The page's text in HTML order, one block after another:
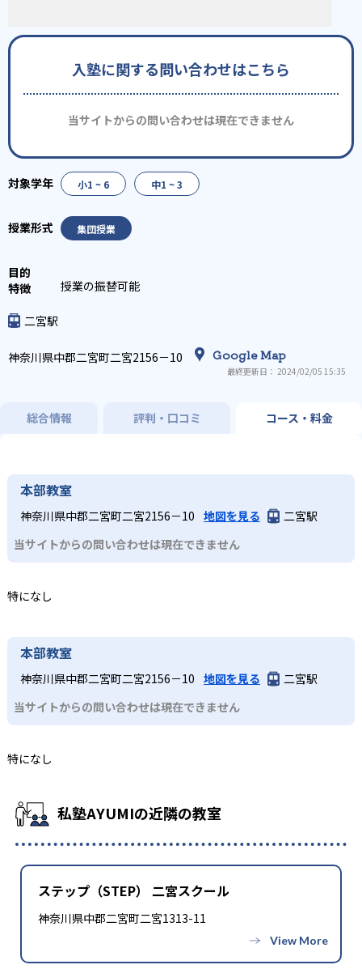
入塾に関する問い合わせはこちら
当サイトからの問い合わせは現在できません
小1 ~ 6 中1 ~ 3
集団授業
授業の振替可能
二宮駅
神奈川県中郡二宮町二宮2156－10 Google Map
最終更新日： 2024/02/05 15:35
総合情報 評判・口コミ コース・料金
本部教室
神奈川県中郡二宮町二宮2156－10 地図を見る
二宮駅
当サイトからの問い合わせは現在できません
特になし
本部教室
神奈川県中郡二宮町二宮2156－10 地図を見る
二宮駅
当サイトからの問い合わせは現在できません
特になし
私塾AYUMIの近隣の教室
ステップ（STEP） 二宮スクール
神奈川県中郡二宮町二宮1313-11